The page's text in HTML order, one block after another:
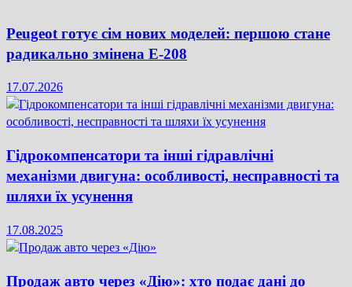
Peugeot готує сім нових моделей: першою стане
радикально змінена E-208
17.07.2026
Гідрокомпенсатори та інші гідравлічні
механізми двигуна: особливості, несправності та
шляхи їх усунення
17.08.2025
Продаж авто через «Дію»: хто подає дані до